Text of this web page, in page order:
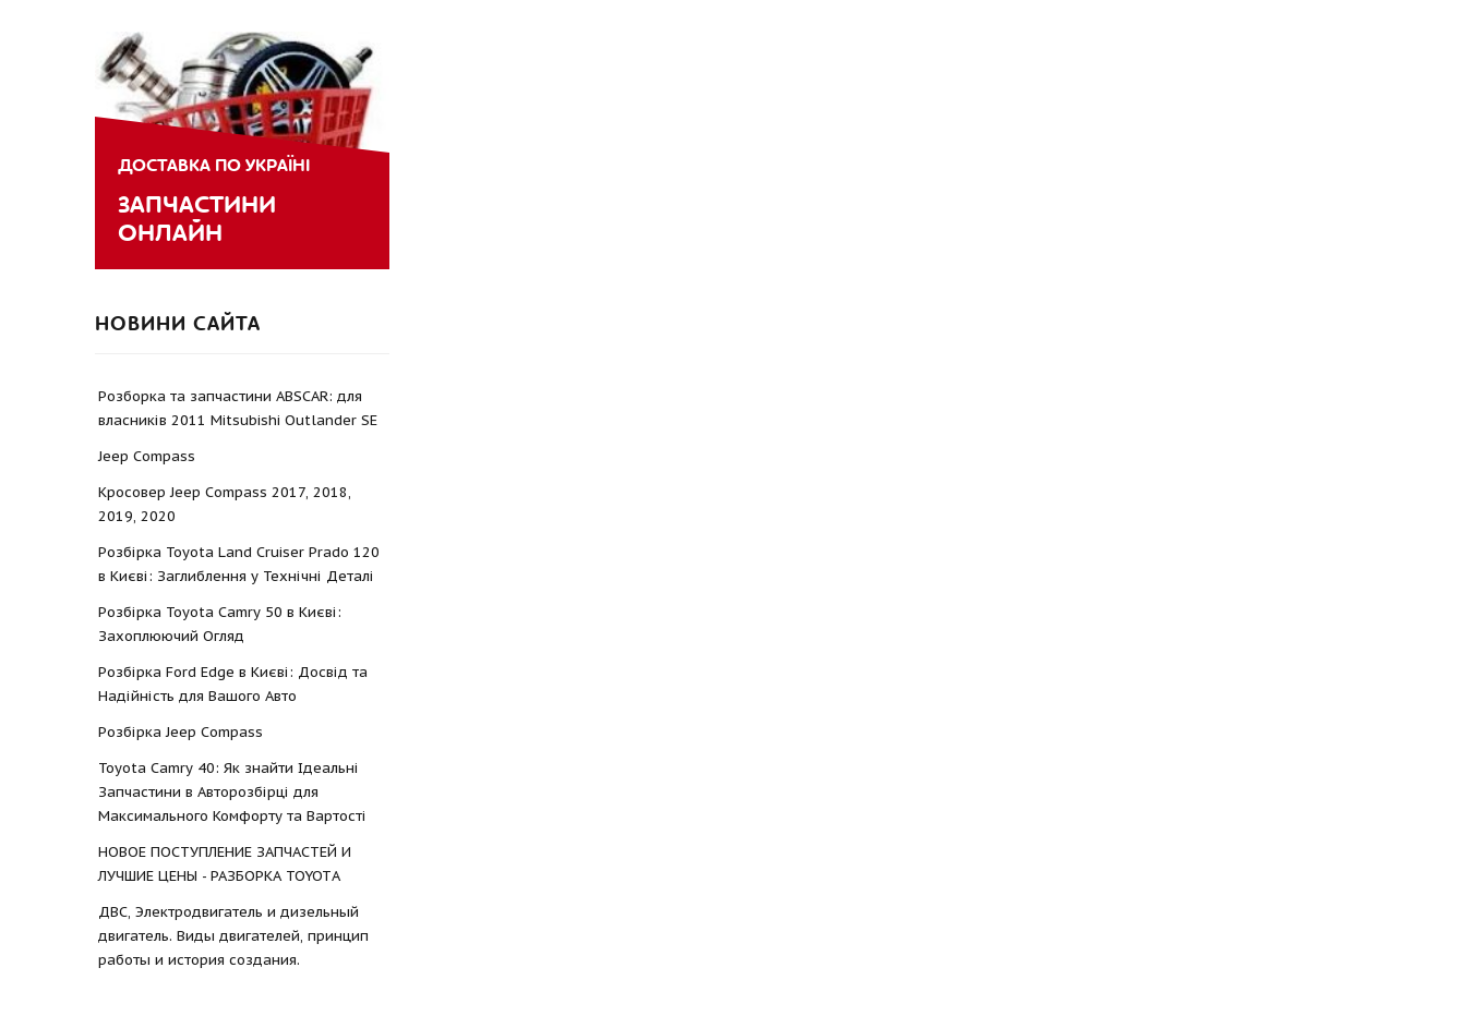
ДОСТАВКА ПО УКРАЇНІ
ЗАПЧАСТИНИ
ОНЛАЙН
НОВИНИ САЙТА
Розборка та запчастини ABSCAR: для
власників 2011 Mitsubishi Outlander SE
Jeep Compass
Кросовер Jeep Compass 2017, 2018,
2019, 2020
Розбірка Toyota Land Cruiser Prado 120
в Києві: Заглиблення у Технічні Деталі
Розбірка Toyota Camry 50 в Києві:
Захоплюючий Огляд
Розбірка Ford Edge в Києві: Досвід та
Надійність для Вашого Авто
Розбірка Jeep Compass
Toyota Camry 40: Як знайти Ідеальні
Запчастини в Авторозбірці для
Максимального Комфорту та Вартості
НОВОЕ ПОСТУПЛЕНИЕ ЗАПЧАСТЕЙ И
ЛУЧШИЕ ЦЕНЫ - РАЗБОРКА TOYOTА
ДВС, Электродвигатель и дизельный
двигатель. Виды двигателей, принцип
работы и история создания.